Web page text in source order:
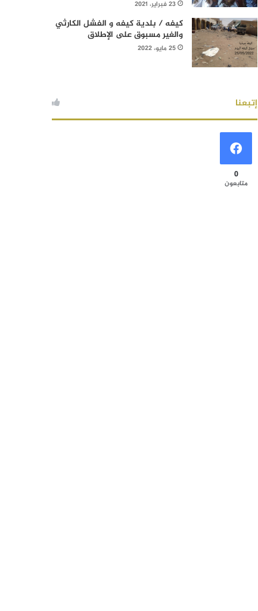
23 فبراير، 2021
كيفه / بلدية كيفه و الفشل الكارثي
والغير مسبوق على الإطلاق
25 مايو، 2022
إتبعنا
0
متابعون